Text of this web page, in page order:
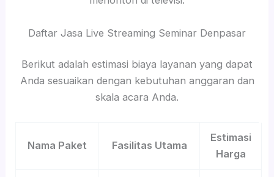
Daftar Jasa Live Streaming Seminar Denpasar
Berikut adalah estimasi biaya layanan yang dapat
Anda sesuaikan dengan kebutuhan anggaran dan
skala acara Anda.
Nama Paket Fasilitas Utama
Estimasi
Harga